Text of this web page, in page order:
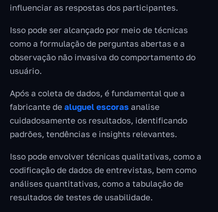
influenciar as respostas dos participantes.
Isso pode ser alcançado por meio de técnicas
como a formulação de perguntas abertas e a
observação não invasiva do comportamento do
usuário.
Após a coleta de dados, é fundamental que a
fabricante de aluguel escoras analise
cuidadosamente os resultados, identificando
padrões, tendências e insights relevantes.
Isso pode envolver técnicas qualitativas, como a
codificação de dados de entrevistas, bem como
análises quantitativas, como a tabulação de
resultados de testes de usabilidade.